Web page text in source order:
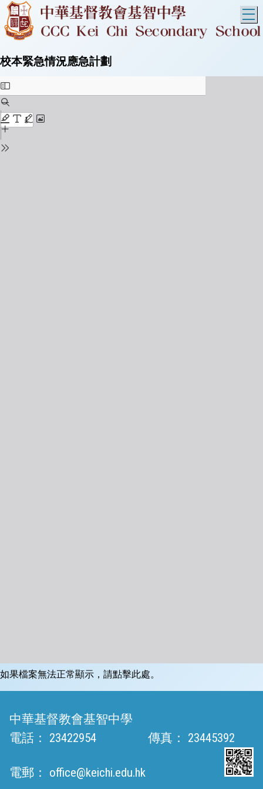
校本緊急情況應急計劃
如果檔案無法正常顯示，請點擊此處。
中華基督教會基智中學
電話：
23422954 傳真： 23445392
電郵： office@keichi.edu.hk